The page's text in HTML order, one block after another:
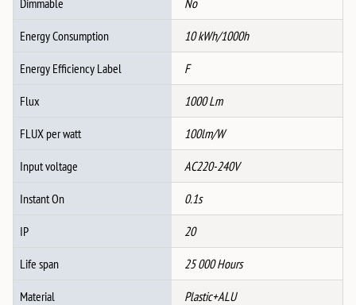
Energy Consumption 10 kWh/1000h
Energy Efficiency Label F
Flux 1000 Lm
FLUX per watt 100lm/W
Input voltage AC220-240V
Instant On 0.1s
IP 20
Life span 25 000 Hours
Material Plastic+ALU